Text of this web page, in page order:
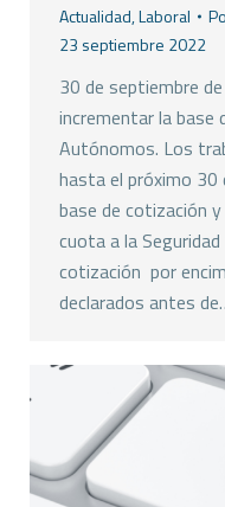
Actualidad,Laboral
23 septiembre 2022
30 de septiembre
incrementar la base
Autónomos. Los
hasta el próximo 30
base de cotización
cuota a la
cotización por
declarados antes